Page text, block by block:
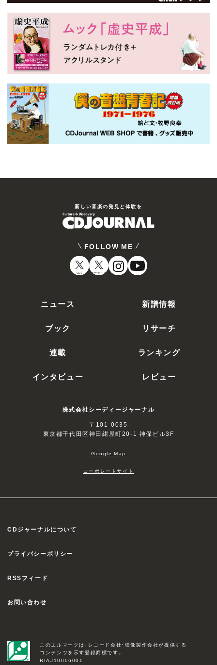
新しい⾳楽の発⾒と体験を
FOLLOW ME
CDJ オーディオ
ニュース 新譜情報
ブック リサーチ
連載 ランキング
インタビュー レビュー
株式会社シーディージャーナル
〒101-0035
東京都千代田区神田紺屋町20-1 神保ビル3F
Google Map
コーポレートサイト
CDジャーナルについて
プライバシーポリシー
RSSフィード
お問い合わせ
このエルマークは、レコード会社・映像製作会社が提供する
コンテンツを示す登録商標です。
RIAJ10016001